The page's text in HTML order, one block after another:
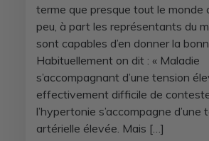
terme que presque tout le monde
peu, à part les représentants du
sont capables d’en donner la
Habituellement on dit : « Maladie
s’accompagnant d’une tension
effectivement difficile de
l’hypertonie s’accompagne d’une
artérielle élevée. Mais […]